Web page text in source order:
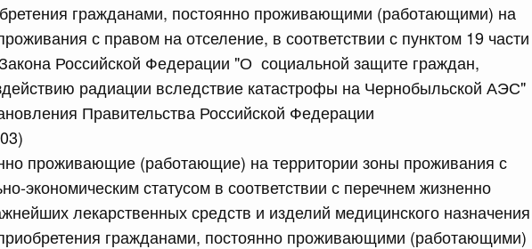
гражданами, постоянно проживающими (работающими) на
с правом на отселение, в соответствии с пунктом 19 части
Российской Федерации "О социальной защите граждан,
радиации вследствие катастрофы на Чернобыльской АЭС"
Правительства Российской Федерации
проживающие (работающие) на территории зоны проживания с
экономическим статусом в соответствии с перечнем жизненно
лекарственных средств и изделий медицинского назначения
гражданами, постоянно проживающими (работающими)
Федерации от 18.07.2026 г. № 912
актов Правительства Российской Федерации
июля, пятница
Федерации от 17.07.2026 г. № 903
Российской Федерации от 5 сентября 2025